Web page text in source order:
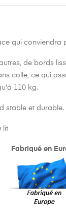
qui conviendra
de bords
colle, ce qui
110 kg.
stable et durable.
lit
Fabriqué en